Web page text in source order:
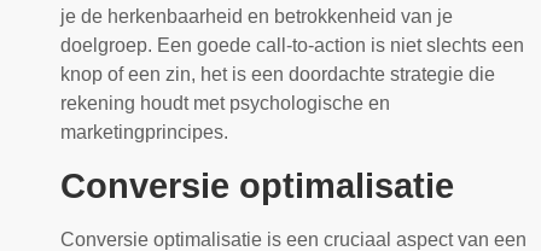
je de herkenbaarheid en betrokkenheid van je
doelgroep. Een goede call-to-action is niet slechts een
knop of een zin, het is een doordachte strategie die
rekening houdt met psychologische en
marketingprincipes.
Conversie optimalisatie
Conversie optimalisatie is een cruciaal aspect van een